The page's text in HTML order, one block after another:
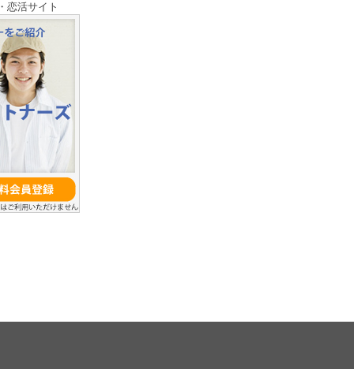
恋活サイト